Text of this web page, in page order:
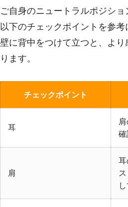
ご自身のニュートラルポジショ
以下のチェックポイントを参考
壁に背中をつけて立つと、よ
ります。
チェックポイント
耳
確
肩
耳